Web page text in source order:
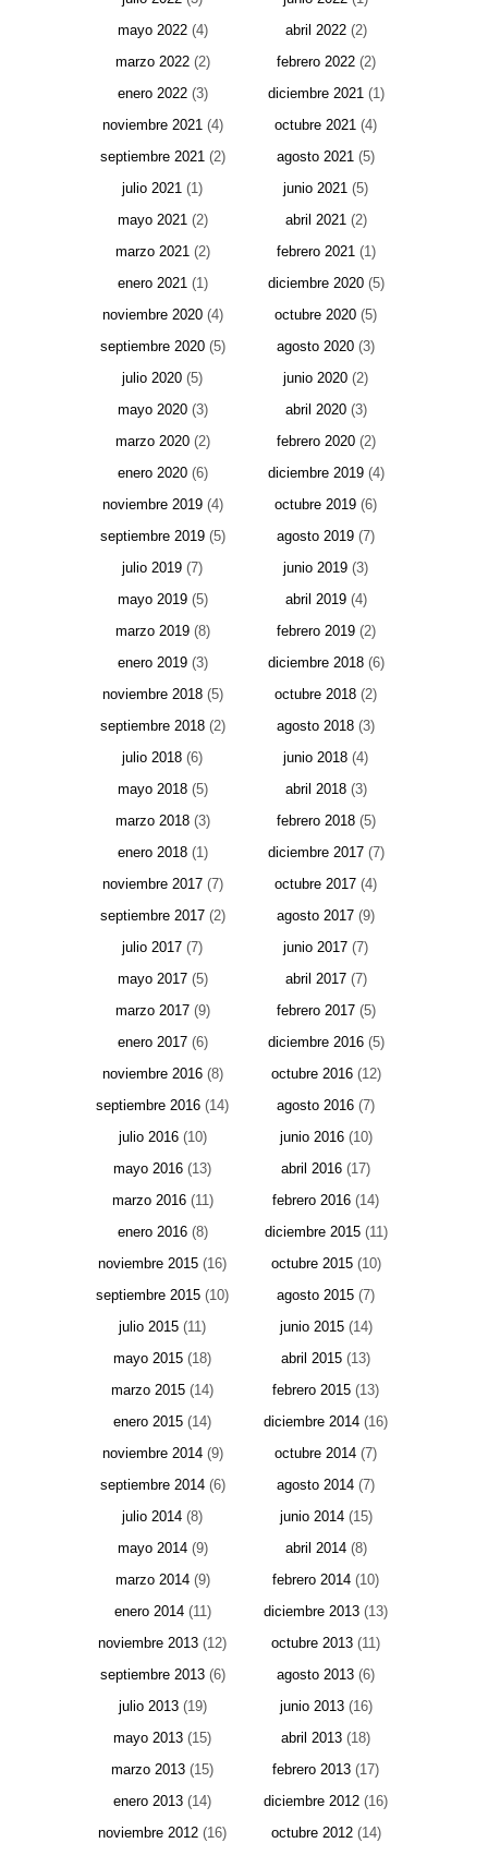
mayo 2022(4) abril 2022(2)
marzo 2022(2) febrero 2022(2)
enero 2022(3) diciembre 2021(1)
noviembre 2021(4) octubre 2021 (4)
septiembre 2021(2) agosto 2021 (5)
julio 2021 (1) junio 2021 (5)
mayo 2021(2) abril 2021(2)
marzo 2021(2) febrero 2021(1)
enero 2021(1) diciembre 2020(5)
noviembre 2020(4) octubre 2020 (5)
septiembre 2020(5) agosto 2020 (3)
julio 2020 (5) junio 2020 (2)
mayo 2020(3) abril 2020(3)
marzo 2020(2) febrero 2020(2)
enero 2020(6) diciembre 2019(4)
noviembre 2019(4) octubre 2019 (6)
septiembre 2019(5) agosto 2019 (7)
julio 2019 (7) junio 2019 (3)
mayo 2019(5) abril 2019(4)
marzo 2019(8) febrero 2019(2)
enero 2019(3) diciembre 2018(6)
noviembre 2018(5) octubre 2018 (2)
septiembre 2018(2) agosto 2018 (3)
julio 2018 (6) junio 2018 (4)
mayo 2018(5) abril 2018(3)
marzo 2018(3) febrero 2018(5)
enero 2018(1) diciembre 2017(7)
noviembre 2017(7) octubre 2017 (4)
septiembre 2017(2) agosto 2017 (9)
julio 2017 (7) junio 2017 (7)
mayo 2017(5) abril 2017(7)
marzo 2017(9) febrero 2017(5)
enero 2017(6) diciembre 2016(5)
noviembre 2016(8) octubre 2016(12)
septiembre 2016 (14) agosto 2016 (7)
julio 2016(10) junio 2016(10)
mayo 2016 (13) abril 2016 (17)
marzo 2016(11) febrero 2016 (14)
enero 2016(8) diciembre 2015(11)
noviembre 2015 (16) octubre 2015(10)
septiembre 2015 (10) agosto 2015 (7)
julio 2015 (11) junio 2015(14)
mayo 2015 (18) abril 2015 (13)
marzo 2015 (14) febrero 2015 (13)
enero 2015 (14) diciembre 2014 (16)
noviembre 2014(9) octubre 2014 (7)
septiembre 2014(6) agosto 2014 (7)
julio 2014 (8) junio 2014(15)
mayo 2014(9) abril 2014(8)
marzo 2014(9) febrero 2014 (10)
enero 2014(11) diciembre 2013 (13)
noviembre 2013 (12) octubre 2013 (11)
septiembre 2013(6) agosto 2013 (6)
julio 2013(19) junio 2013(16)
mayo 2013 (15) abril 2013 (18)
marzo 2013 (15) febrero 2013 (17)
enero 2013 (14) diciembre 2012 (16)
noviembre 2012 (16) octubre 2012(14)